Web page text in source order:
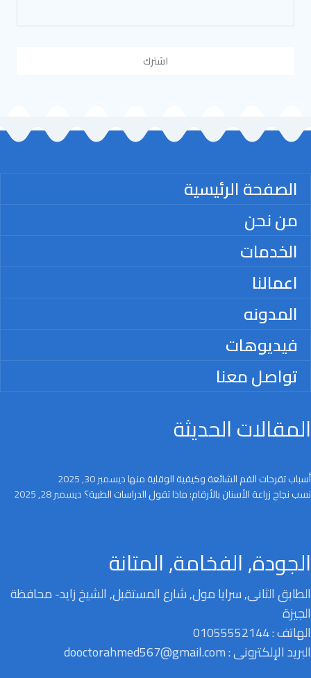
اشترك
الصفحة الرئيسية
من نحن
الخدمات
اعمالنا
المدونه
فيديوهات
تواصل معنا
المقالات الحديثة
أسباب تقرحات الفم الشائعة وكيفية الوقاية منهاديسمبر 30, 2025
نسب نجاح زراعة الأسنان بالأرقام: ماذا تقول الدراسات الطبية؟ديسمبر 28, 2025
الجودة, الفخامة, المتانة
الطابق الثانى, سرايا مول, شارع المستقبل, الشيخ زايد- محافظة
الجيزة
الهاتف : 01055552144
البريد الإلكترونى : dooctorahmed567@gmail.com